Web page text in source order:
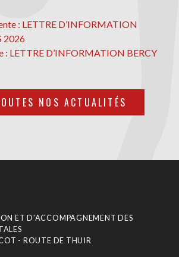
: Actualité
précédente
LETTRE D’INFORMATION
2026
: Actualité
LETTRE D’INFORMATION BERCY
NOS ACTUALITÉS
ET D'ACCOMPAGNEMENT DES
- ROUTE DE THUIR